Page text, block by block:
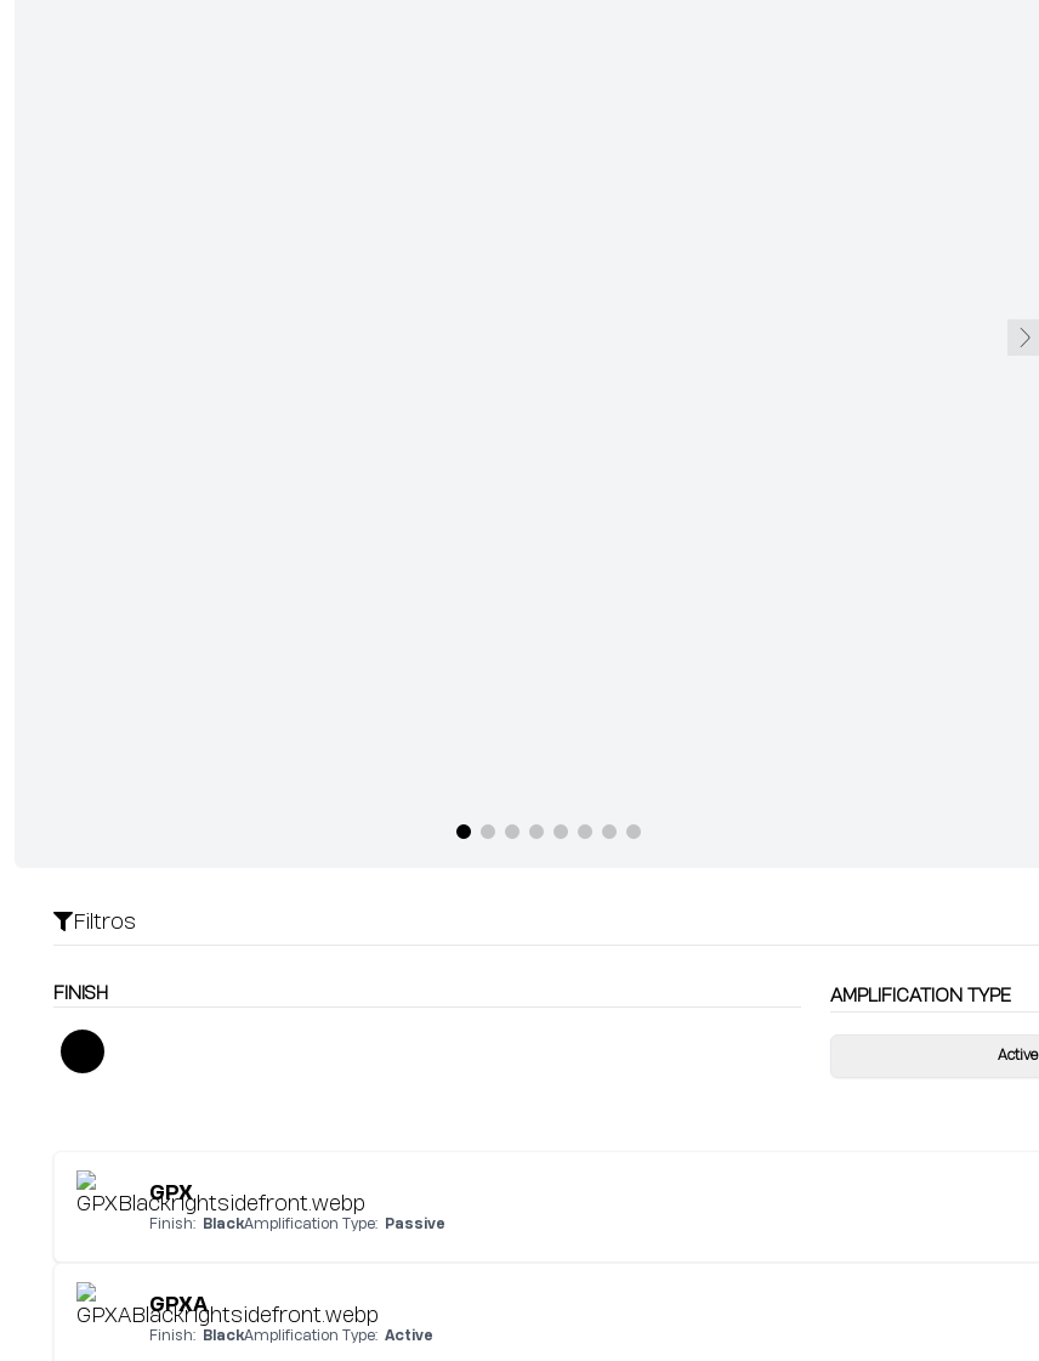
Filtros
FINISH AMPLIFICATION TYPE
Active
GPX
Finish: BlackAmplification Type: Passive
GPXA
Finish: BlackAmplification Type: Active